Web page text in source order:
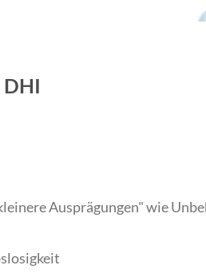
DHI
Ausprägungen" wie